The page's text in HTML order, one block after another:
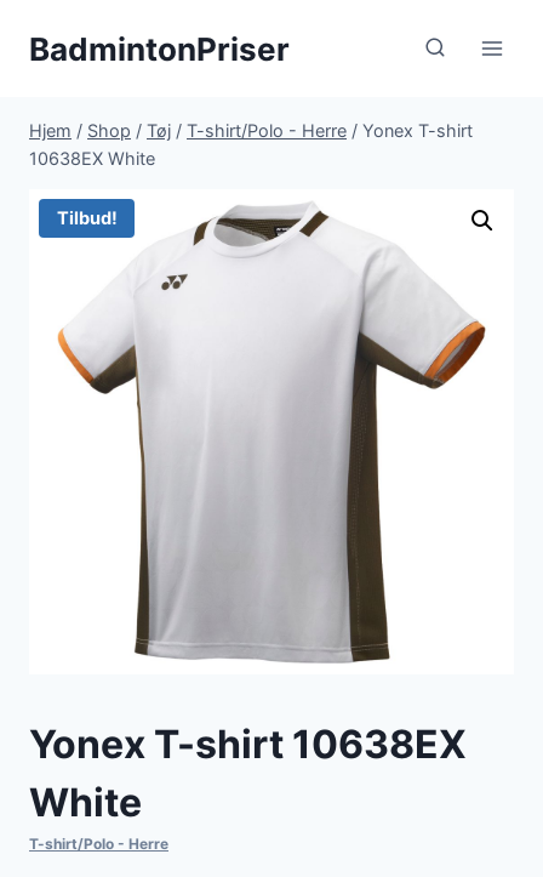
BadmintonPriser
Hjem / Shop / Tøj / T-shirt/Polo - Herre / Yonex T-shirt
10638EX White
Tilbud!
Yonex T-shirt 10638EX
White
T-shirt/Polo - Herre